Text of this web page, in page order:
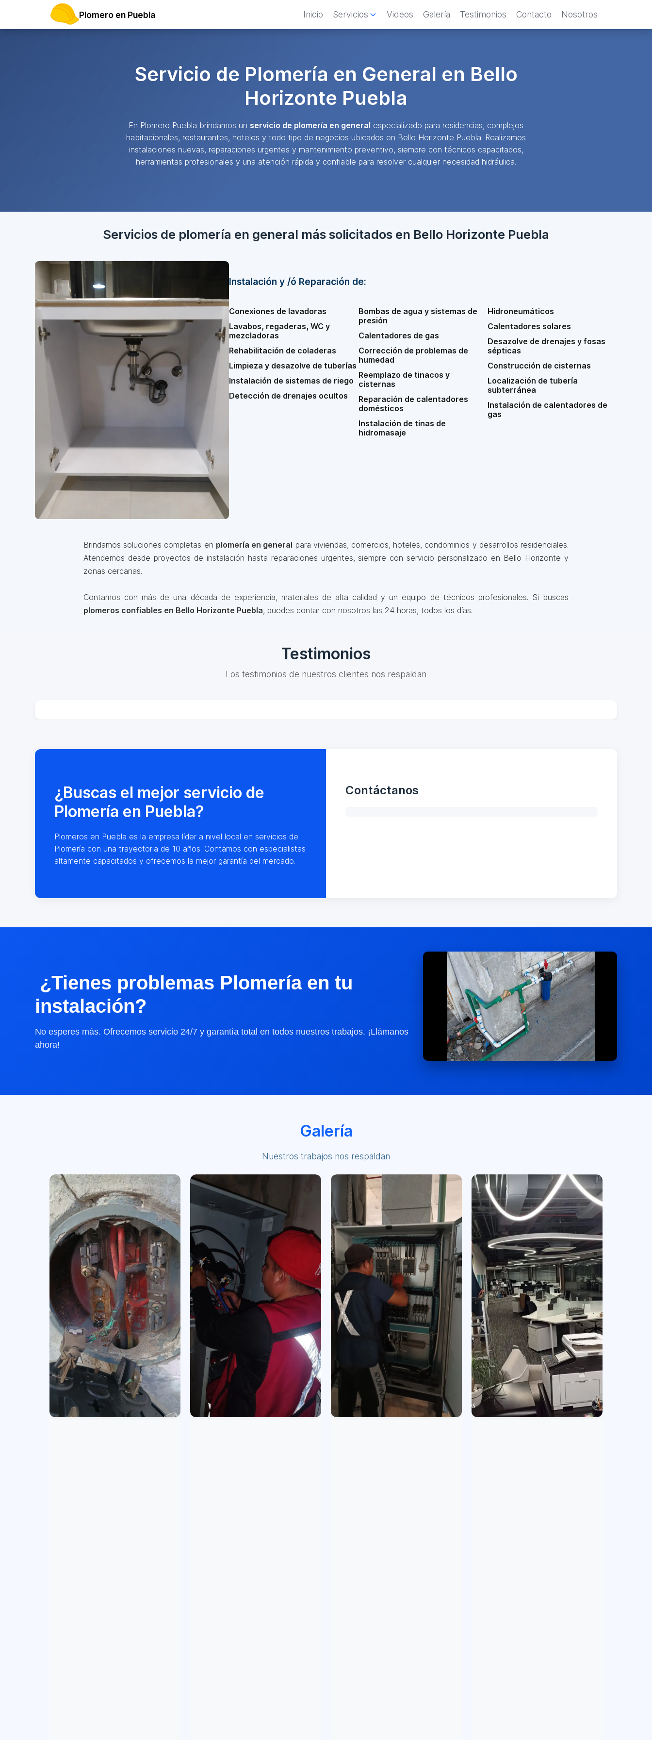
Plomero en Puebla Inicio Servicios Videos Galería Testimonios Contacto Nosotros
Servicio de Plomería en General en Bello
Horizonte Puebla
En Plomero Puebla brindamos un servicio de plomería en general especializado para residencias, complejos
habitacionales, restaurantes, hoteles y todo tipo de negocios ubicados en Bello Horizonte Puebla. Realizamos
instalaciones nuevas, reparaciones urgentes y mantenimiento preventivo, siempre con técnicos capacitados,
herramientas profesionales y una atención rápida y confiable para resolver cualquier necesidad hidráulica.
Servicios de plomería en general más solicitados en Bello Horizonte Puebla
Instalación y /ó Reparación de:
Conexiones de lavadoras
Lavabos, regaderas, WC y
mezcladoras
Rehabilitación de coladeras
Limpieza y desazolve de tuberías
Instalación de sistemas de riego
Detección de drenajes ocultos
Bombas de agua y sistemas de
presión
Calentadores de gas
Corrección de problemas de
humedad
Reemplazo de tinacos y
cisternas
Reparación de calentadores
domésticos
Instalación de tinas de
hidromasaje
Hidroneumáticos
Calentadores solares
Desazolve de drenajes y fosas
sépticas
Construcción de cisternas
Localización de tubería
subterránea
Instalación de calentadores de
gas
Brindamos soluciones completas en plomería en general para viviendas, comercios, hoteles, condominios y desarrollos residenciales.
Atendemos desde proyectos de instalación hasta reparaciones urgentes, siempre con servicio personalizado en Bello Horizonte y
zonas cercanas.
Contamos con más de una década de experiencia, materiales de alta calidad y un equipo de técnicos profesionales. Si buscas
plomeros confiables en Bello Horizonte Puebla, puedes contar con nosotros las 24 horas, todos los días.
Testimonios
Los testimonios de nuestros clientes nos respaldan
¿Buscas el mejor servicio de
Plomería en Puebla?
Plomeros en Puebla es la empresa líder a nivel local en servicios de
Plomería con una trayectoria de 10 años. Contamos con especialistas
altamente capacitados y ofrecemos la mejor garantía del mercado.
Contáctanos
¿Tienes problemas Plomería en tu
instalación?
No esperes más. Ofrecemos servicio 24/7 y garantía total en todos nuestros trabajos. ¡Llámanos
ahora!
Galería
Nuestros trabajos nos respaldan